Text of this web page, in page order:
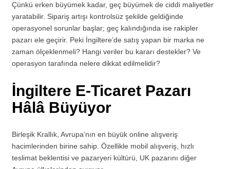
Çünkü erken büyümek kadar, geç büyümek de ciddi maliyetler
yaratabilir. Sipariş artışı kontrolsüz şekilde geldiğinde
operasyonel sorunlar başlar; geç kalındığında ise rakipler
pazarı ele geçirir. Peki İngiltere’de satış yapan bir marka ne
zaman ölçeklenmeli? Hangi veriler bu kararı destekler? Ve
operasyon tarafında nelere dikkat edilmelidir?
İngiltere E-Ticaret Pazarı
Hâlâ Büyüyor
Birleşik Krallık, Avrupa’nın en büyük online alışveriş
hacimlerinden birine sahip. Özellikle mobil alışveriş, hızlı
teslimat beklentisi ve pazaryeri kültürü, UK pazarını diğer